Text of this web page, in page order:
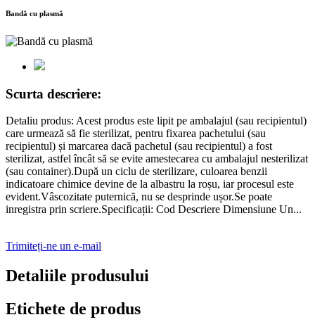
Bandă cu plasmă
Scurta descriere:
Detaliu produs: Acest produs este lipit pe ambalajul (sau recipientul)
care urmează să fie sterilizat, pentru fixarea pachetului (sau
recipientul) și marcarea dacă pachetul (sau recipientul) a fost
sterilizat, astfel încât să se evite amestecarea cu ambalajul nesterilizat
(sau container).După un ciclu de sterilizare, culoarea benzii
indicatoare chimice devine de la albastru la roșu, iar procesul este
evident.Vâscozitate puternică, nu se desprinde ușor.Se poate
inregistra prin scriere.Specificații: Cod Descriere Dimensiune Un...
Trimiteți-ne un e-mail
Detaliile produsului
Etichete de produs